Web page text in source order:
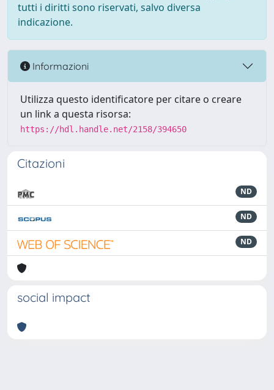
tutti i diritti sono riservati, salvo diversa
indicazione.
Informazioni
Utilizza questo identificatore per citare o creare
un link a questa risorsa:
https://hdl.handle.net/2158/394650
Citazioni
ND
ND
ND
social impact